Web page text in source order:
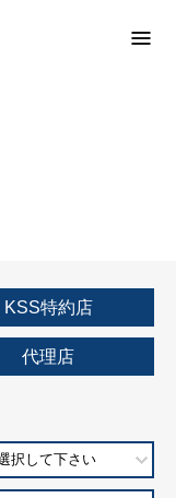
KSS特約店
代理店
択して下さい